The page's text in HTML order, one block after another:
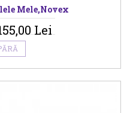
Mele,Novex
Lei